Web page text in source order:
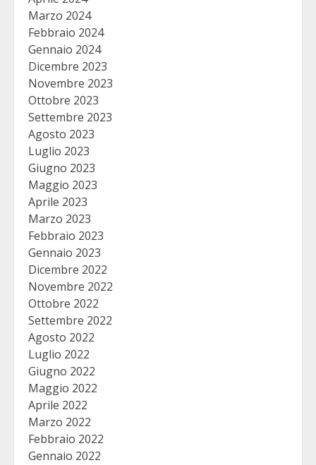
Marzo 2024
Febbraio 2024
Gennaio 2024
Dicembre 2023
Novembre 2023
Ottobre 2023
Settembre 2023
Agosto 2023
Luglio 2023
Giugno 2023
Maggio 2023
Aprile 2023
Marzo 2023
Febbraio 2023
Gennaio 2023
Dicembre 2022
Novembre 2022
Ottobre 2022
Settembre 2022
Agosto 2022
Luglio 2022
Giugno 2022
Maggio 2022
Aprile 2022
Marzo 2022
Febbraio 2022
Gennaio 2022